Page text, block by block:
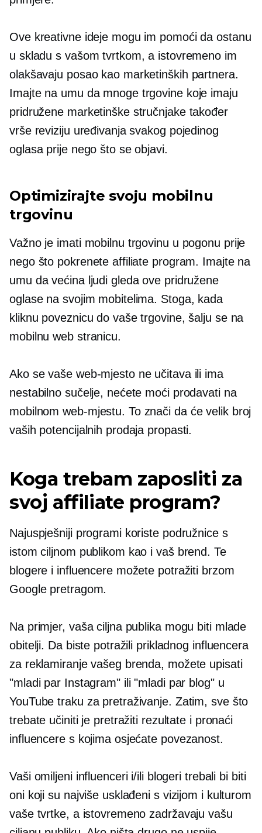
Ove kreativne ideje mogu im pomoći da ostanu
u skladu s vašom tvrtkom, a istovremeno im
olakšavaju posao kao marketinških partnera.
Imajte na umu da mnoge trgovine koje imaju
pridružene marketinške stručnjake također
vrše reviziju uređivanja svakog pojedinog
oglasa prije nego što se objavi.
Optimizirajte svoju mobilnu
trgovinu
Važno je imati mobilnu trgovinu u pogonu prije
nego što pokrenete affiliate program. Imajte na
umu da većina ljudi gleda ove pridružene
oglase na svojim mobitelima. Stoga, kada
kliknu poveznicu do vaše trgovine, šalju se na
mobilnu web stranicu.
Ako se vaše web-mjesto ne učitava ili ima
nestabilno sučelje, nećete moći prodavati na
mobilnom web-mjestu. To znači da će velik broj
vaših potencijalnih prodaja propasti.
Koga trebam zaposliti za
svoj affiliate program?
Najuspješniji programi koriste podružnice s
istom ciljnom publikom kao i vaš brend. Te
blogere i influencere možete potražiti brzom
Google pretragom.
Na primjer, vaša ciljna publika mogu biti mlade
obitelji. Da biste potražili prikladnog influencera
za reklamiranje vašeg brenda, možete upisati
"mladi par Instagram" ili "mladi par blog" u
YouTube traku za pretraživanje. Zatim, sve što
trebate učiniti je pretražiti rezultate i pronaći
influencere s kojima osjećate povezanost.
Vaši omiljeni influenceri i/ili blogeri trebali bi biti
oni koji su najviše usklađeni s vizijom i kulturom
vaše tvrtke, a istovremeno zadržavaju vašu